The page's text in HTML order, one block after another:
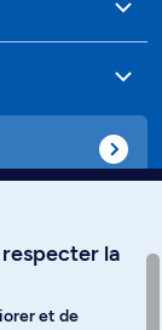
la
et de